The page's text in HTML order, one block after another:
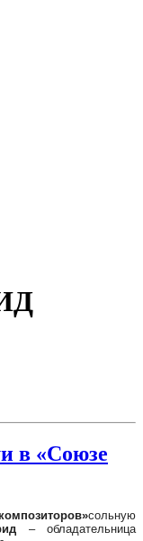
в «Союзе
сольную
– обладательница